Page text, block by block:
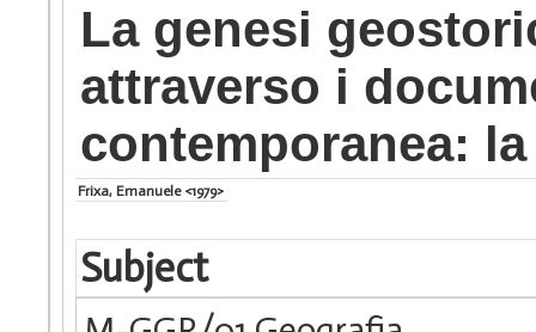
La genesi
attraverso i
contemporanea:
Frixa, Emanuele <1979>
Subject